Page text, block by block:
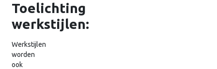
Toelichting
werkstijlen:
Werkstijlen
worden
ook